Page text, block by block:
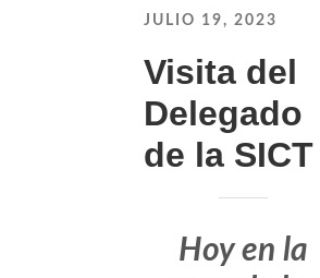
JULIO 19, 2023
Visita del
Delegado
de la SICT
Hoy en la